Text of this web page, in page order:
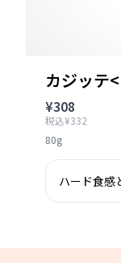
カジッテ
¥308
税込¥332
80g
ハード食感